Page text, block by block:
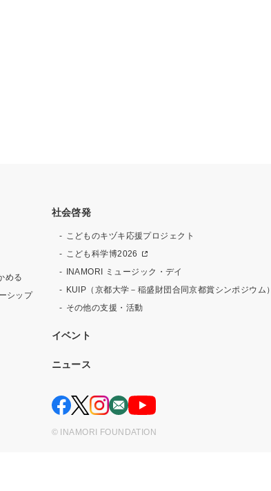
める
シップ
社会啓発
こどものキヅキ応援プロジェクト
こども科学博2026
INAMORI ミュージック・デイ
KUIP（京都大学－稲盛財団合同京都賞シンポジウム）
その他の支援・活動
イベント
ニュース
© INAMORI FOUNDATION